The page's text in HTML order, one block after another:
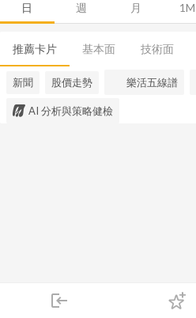
login
下單
日 週 月 1M
推薦卡片 基本面 技術面
新聞 股價走勢 樂活五線譜
AI 分析與策略健檢